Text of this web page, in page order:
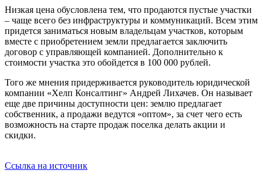
Низкая цена обусловлена тем, что продаются пустые участки
– чаще всего без инфраструктуры и коммуникаций. Всем этим
придется заниматься новым владельцам участков, которым
вместе с приобретением земли предлагается заключить
договор с управляющей компанией. Дополнительно к
стоимости участка это обойдется в 100 000 рублей.
Того же мнения придерживается руководитель юридической
компании «Хелп Консалтинг» Андрей Лихачев. Он называет
еще две причины доступности цен: землю предлагает
собственник, а продажи ведутся «оптом», за счет чего есть
возможность на старте продаж поселка делать акции и
скидки.
Ссылка на источник